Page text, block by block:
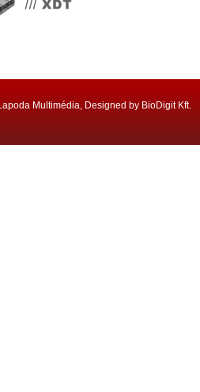
Multimédia, Designed by BioDigit Kft.